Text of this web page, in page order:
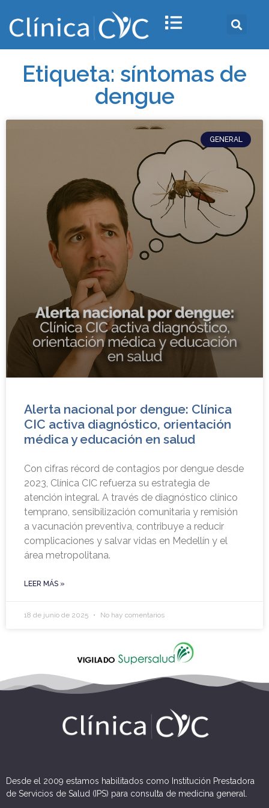
Etiqueta: síntomas de
dengue
GENERAL
Alerta nacional por dengue: Clínica
CIC activa diagnóstico, orientación
médica y educación en salud
Con cifras récord de contagios por dengue desde
2023, Clínica CIC refuerza su estrategia de
atención integral. A través de diagnóstico clínico
temprano, sensibilización comunitaria y remisión
a vacunación preventiva, contribuye a reducir
complicaciones y salvar vidas en Medellín y el
área metropolitana.
LEER MÁS »
18 de junio de 2025 No hay comentarios
Desde el 2009 estamos habilitados como Institución Prestadora
de Servicios de Salud (IPS) para consulta de medicina general.